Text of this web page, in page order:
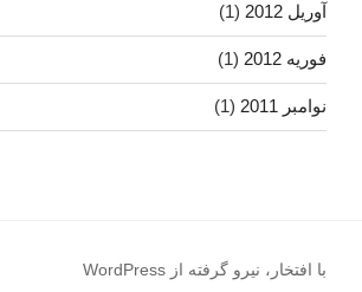
آوریل 2012 (1)
فوریه 2012 (1)
نوامبر 2011 (1)
با افتخار، نیرو گرفته از WordPress